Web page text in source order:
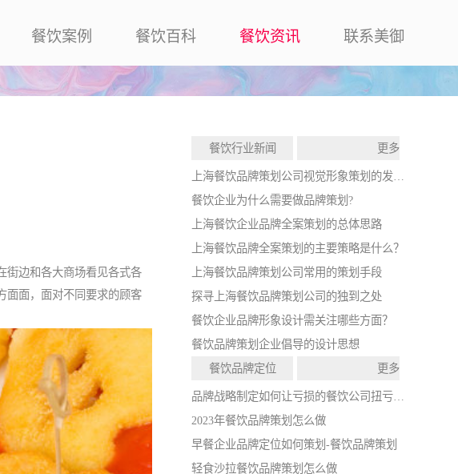
餐饮案例 餐饮百科 餐饮资讯 联系美御
街边和各大商场看见各式各
面面，面对不同要求的顾客
餐饮行业新闻 更多
上海餐饮品牌策划公司视觉形象策划的发展战略
餐饮企业为什么需要做品牌策划?
上海餐饮企业品牌全案策划的总体思路
上海餐饮品牌全案策划的主要策略是什么？
上海餐饮品牌策划公司常用的策划手段
探寻上海餐饮品牌策划公司的独到之处
餐饮企业品牌形象设计需关注哪些方面？
餐饮品牌策划企业倡导的设计思想
餐饮品牌定位
更多
品牌战略制定如何让亏损的餐饮公司扭亏为盈
2023年餐饮品牌策划怎么做
早餐企业品牌定位如何策划-餐饮品牌策划
轻食沙拉餐饮品牌策划怎么做